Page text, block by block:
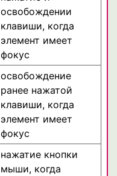
освобождении
клавиши, когда
элемент имеет
фокус
освобождение
ранее нажатой
клавиши, когда
элемент имеет
фокус
нажатие кнопки
мыши, когда